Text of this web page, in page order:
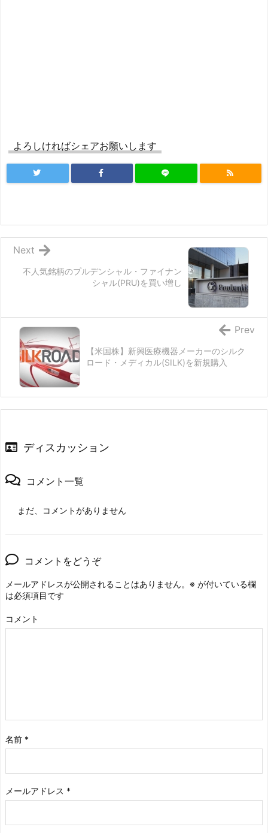
よろしければシェアお願いします
不人気銘柄のプルデンシャル・ファイナン
シャル(PRU)を買い増し
Next
【米国株】新興医療機器メーカーのシルク
ロード・メディカル(SILK)を新規購入
Prev
ディスカッション
コメント一覧
まだ、コメントがありません
コメントをどうぞ
メールアドレスが公開されることはありません。 ※ が付いている欄
は必須項目です
コメント
名前 *
メールアドレス *